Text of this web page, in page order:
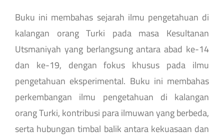
Buku ini membahas sejarah ilmu pengetahuan di
kalangan orang Turki pada masa Kesultanan
Utsmaniyah yang berlangsung antara abad ke-14
dan ke-19, dengan fokus khusus pada ilmu
pengetahuan eksperimental. Buku ini membahas
perkembangan ilmu pengetahuan di kalangan
orang Turki, kontribusi para ilmuwan yang berbeda,
serta hubungan timbal balik antara kekuasaan dan